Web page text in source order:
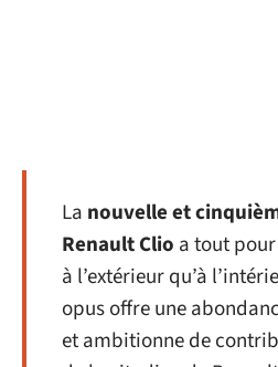
La nouvelle et
Renault Clio a tout
à l’extérieur qu’à
opus offre une
et ambitionne de